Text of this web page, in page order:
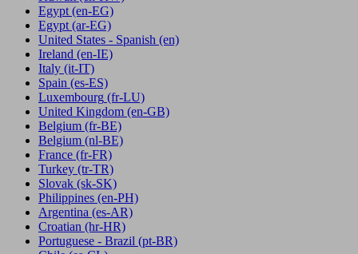
Egypt (en-EG)
Egypt (ar-EG)
United States - Spanish (en)
Ireland (en-IE)
Italy (it-IT)
Spain (es-ES)
Luxembourg (fr-LU)
United Kingdom (en-GB)
Belgium (fr-BE)
Belgium (nl-BE)
France (fr-FR)
Turkey (tr-TR)
Slovak (sk-SK)
Philippines (en-PH)
Argentina (es-AR)
Croatian (hr-HR)
Portuguese - Brazil (pt-BR)